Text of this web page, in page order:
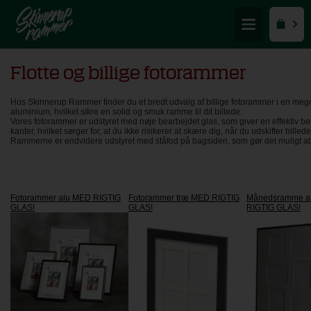
Flotte og billige fotorammer
Hos Skinnerup Rammer finder du et bredt udvalg af billige fotorammer i en
aluminium, hvilket sikre en solid og smuk ramme til dit billede.
Vores fotorammer er udstyret med nøje bearbejdet glas, som giver en effektiv
kanter, hvilket sørger for, at du ikke risikerer at skære dig, når du udskifter
Rammerne er endvidere udstyret med ståfod på bagsiden, som gør det muligt
Fotorammer alu MED RIGTIG
GLAS!
Fotorammer træ MED RIGTIG
GLAS!
Månedsramme
RIGTIG GLAS!